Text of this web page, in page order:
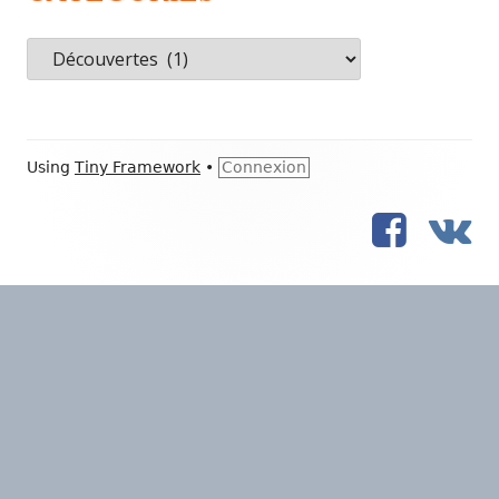
Catégories
Footer
Using Tiny Framework • Connexion
Menu
FB VK